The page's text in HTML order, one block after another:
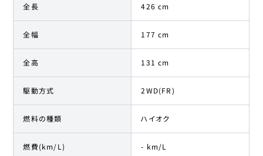
全長 426 cm
全幅 177 cm
全高 131 cm
駆動方式 2WD(FR)
燃料の種類 ハイオク
燃費(km/L) - km/L